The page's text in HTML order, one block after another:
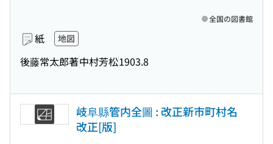
紙 地図
後藤常太郎著中村芳松1903.8
全国の図書館
岐阜縣管内全圖 : 改正新市町村名
改正[版]